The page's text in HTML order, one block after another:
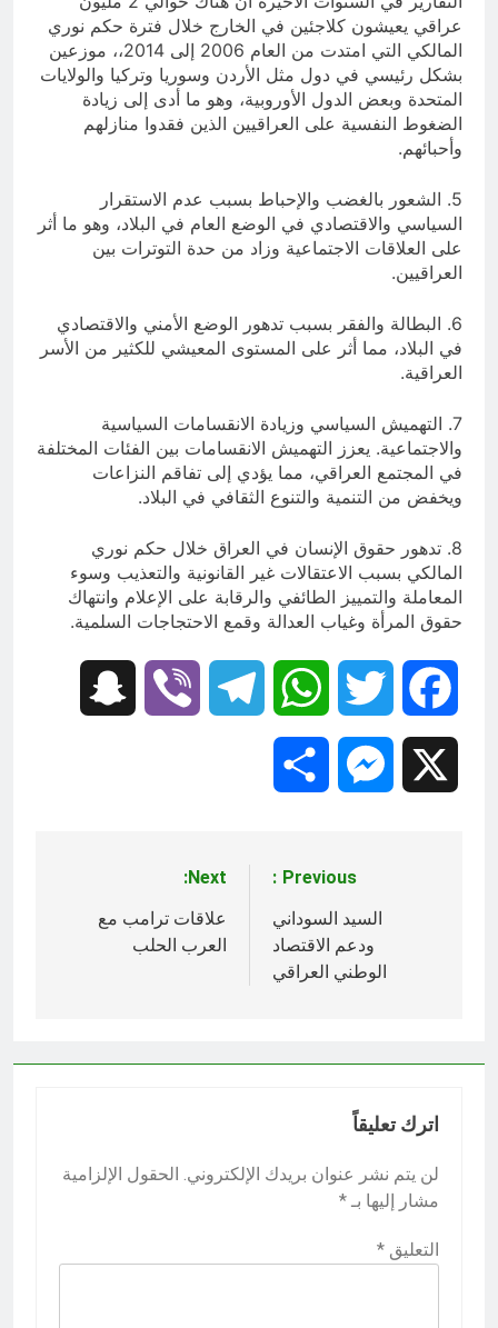
عراقي يعيشون كلاجئين في الخارج خلال فترة حكم نوري
المالكي التي امتدت من العام 2006 إلى 2014،، موزعين
بشكل رئيسي في دول مثل الأردن وسوريا وتركيا والولايات
المتحدة وبعض الدول الأوروبية، وهو ما أدى إلى زيادة
الضغوط النفسية على العراقيين الذين فقدوا منازلهم
وأحبائهم.
5. الشعور بالغضب والإحباط بسبب عدم الاستقرار
السياسي والاقتصادي في الوضع العام في البلاد، وهو ما أثر
على العلاقات الاجتماعية وزاد من حدة التوترات بين
العراقيين.
6. البطالة والفقر بسبب تدهور الوضع الأمني والاقتصادي
في البلاد، مما أثر على المستوى المعيشي للكثير من الأسر
العراقية.
7. التهميش السياسي وزيادة الانقسامات السياسية
والاجتماعية. يعزز التهميش الانقسامات بين الفئات المختلفة
في المجتمع العراقي، مما يؤدي إلى تفاقم النزاعات
ويخفض من التنمية والتنوع الثقافي في البلاد.
8. تدهور حقوق الإنسان في العراق خلال حكم نوري
المالكي بسبب الاعتقالات غير القانونية والتعذيب وسوء
المعاملة والتمييز الطائفي والرقابة على الإعلام وانتهاك
حقوق المرأة وغياب العدالة وقمع الاحتجاجات السلمية.
Facebook
Twitter
WhatsApp
Telegram
Viber
Messenger
المقالات
Previous:
السيد السوداني
ودعم الاقتصاد
الوطني العراقي
Next:
علاقات ترامب مع
العرب الحلب
اترك تعليقاً
لن يتم نشر عنوان بريدك الإلكتروني. الحقول الإلزامية
مشار إليها بـ *
التعليق *